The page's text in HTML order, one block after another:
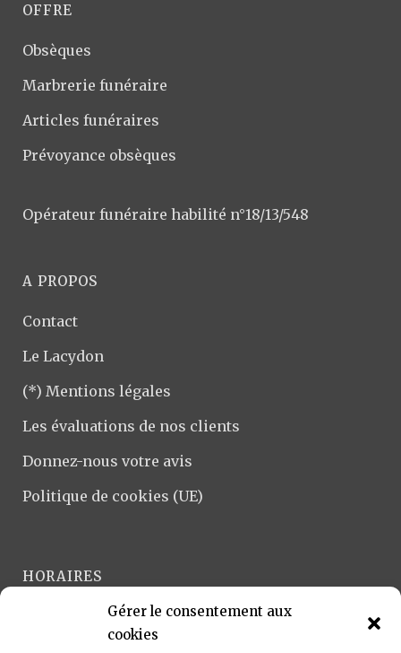
Gérer le consentement aux
cookies
OFFRE
Obsèques
Marbrerie funéraire
Articles funéraires
Prévoyance obsèques
Opérateur funéraire habilité n°18/13/548
A PROPOS
Contact
Le Lacydon
(*) Mentions légales
Les évaluations de nos clients
Donnez-nous votre avis
Politique de cookies (UE)
HORAIRES
Lundi-Vendredi :
9h-12h et 14h-18h